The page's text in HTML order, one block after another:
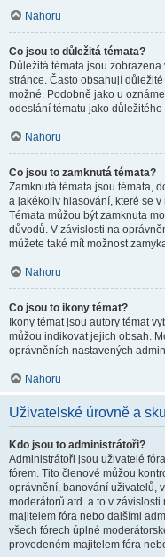
Nahoru
Co jsou to důležitá témata?
Důležitá témata jsou
stránce. Často obsahují
možné. Podobně jako u
odeslání tématu jako
Nahoru
Co jsou to zamknutá témata?
Zamknutá témata jsou témata,
a jakékoliv hlasování, které se
Témata můžou být zamknuta
důvodů. V závislosti na
můžete také mít možnost
Nahoru
Co jsou to ikony témat?
Ikony témat jsou autory témat
můžou indikovat jejich obsah.
oprávněních nastavených
Nahoru
Uživatelské úrovně a
Kdo jsou to administrátoři?
Administrátoři jsou uživatelé
fórem. Tito členové můžou
oprávnění, banování uživatelů,
moderátorů atd. a to v
majitelem fóra nebo dalšími
všech fórech úplné
provedeném majitelem fóra